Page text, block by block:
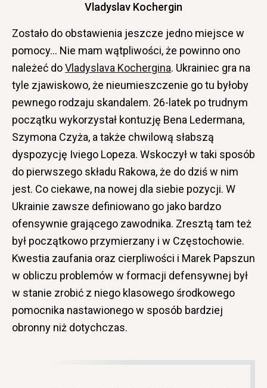
Vladyslav Kochergin
Zostało do obstawienia jeszcze jedno miejsce w
pomocy… Nie mam wątpliwości, że powinno ono
należeć doVladyslava Kochergina. Ukrainiec gra na
tyle zjawiskowo, że nieumieszczenie go tu byłoby
pewnego rodzaju skandalem. 26-latek po trudnym
początku wykorzystał kontuzję Bena Ledermana,
Szymona Czyża, a także chwilową słabszą
dyspozycję Iviego Lopeza. Wskoczył w taki sposób
do pierwszego składu Rakowa, że do dziś w nim
jest. Co ciekawe, na nowej dla siebie pozycji. W
Ukrainie zawsze definiowano go jako bardzo
ofensywnie grającego zawodnika. Zresztą tam też
był początkowo przymierzany i w Częstochowie.
Kwestia zaufania oraz cierpliwości i Marek Papszun
w obliczu problemów w formacji defensywnej był
w stanie zrobić z niego klasowego środkowego
pomocnika nastawionego w sposób bardziej
obronny niż dotychczas.